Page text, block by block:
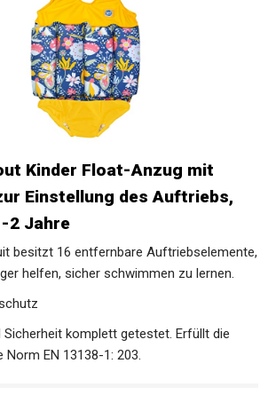
Kinder Float-Anzug mit
Einstellung des Auftriebs,
2 Jahre
besitzt 16 entfernbare Auftriebselemente,
helfen, sicher schwimmen zu lernen.
Sicherheit komplett getestet. Erfüllt die
Norm EN 13138-1: 203.